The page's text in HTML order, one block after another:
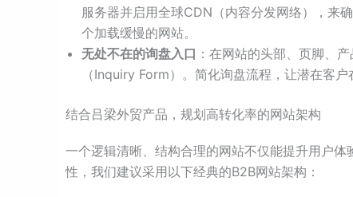
服务器并启用全球CDN（内容分发网络），来
个加载缓慢的网站。
无处不在的询盘入口 ：在网站的头部、页脚、
（Inquiry Form）。简化询盘流程，让潜在客
结合吕梁外贸产品，规划高转化率的网站架构
一个逻辑清晰、结构合理的网站不仅能提升用户
性，我们建议采用以下经典的B2B网站架构：